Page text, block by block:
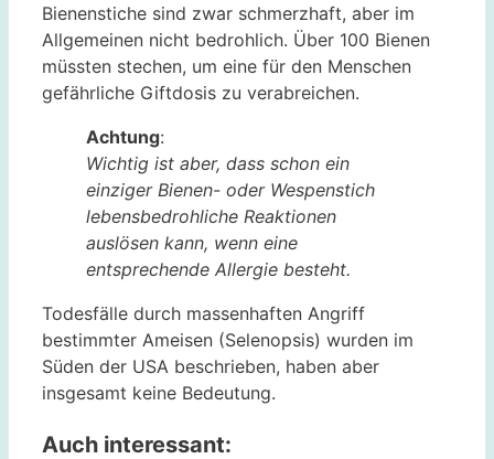
Bienenstiche sind zwar schmerzhaft, aber im
Allgemeinen nicht bedrohlich. Über 100 Bienen
müssten stechen, um eine für den Menschen
gefährliche Giftdosis zu verabreichen.
Achtung:
Wichtig ist aber, dass schon ein
einziger Bienen- oder Wespenstich
lebensbedrohliche Reaktionen
auslösen kann, wenn eine
entsprechende Allergie besteht.
Todesfälle durch massenhaften Angriff
bestimmter Ameisen (Selenopsis) wurden im
Süden der USA beschrieben, haben aber
insgesamt keine Bedeutung.
Auch interessant: